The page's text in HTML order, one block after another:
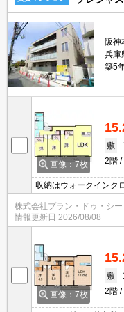
阪神
兵庫
築5
画像：7枚
敷
2階
収納はウォークインク
できる洗面化粧台が設
トロック・TVインター
株式会社プラン・ドゥ・シ
情報更新日 2026/08/08
画像：7枚
敷
2階